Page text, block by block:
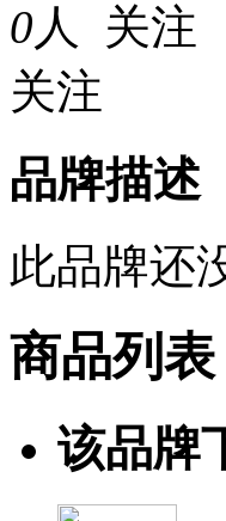
0人 关注
关注
品牌描述
此品牌还
商品列表
该品牌